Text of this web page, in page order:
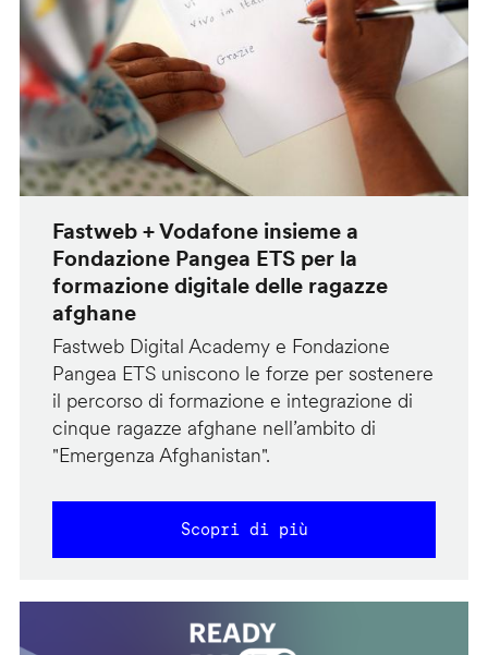
Fastweb + Vodafone insieme a
Fondazione Pangea ETS per la
formazione digitale delle ragazze
afghane
Fastweb Digital Academy e Fondazione
Pangea ETS uniscono le forze per sostenere
il percorso di formazione e integrazione di
cinque ragazze afghane nell’ambito di
"Emergenza Afghanistan".
Scopri di più